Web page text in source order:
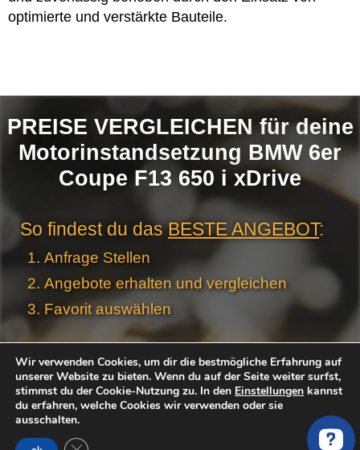
optimierte und verstärkte Bauteile.
PREISE VERGLEICHEN für deine
Motorinstandsetzung BMW 6er
Coupe F13 650 i xDrive
So findest du dasBESTE ANGEBOT:
Anfrage Stellen
Angebote erhalten und vergleichen
Favorit auswählen
Anfrage
Stellen -
Neue
Produktseiten
Jetzt kostenlos & unverbindlich Angebote
von geprüften Händler und Werkstätten
einfordern:
Motorcode:
Wir verwenden Cookies, um dir die bestmögliche Erfahrung auf
unserer Website zu bieten. Wenn du auf der Seite weiter surfst,
stimmst du der Cookie-Nutzung zu. In den Einstellungen kannst
du erfahren, welche Cookies wir verwenden oder sie
ausschalten.
GDPR Cookie-Banner schließen